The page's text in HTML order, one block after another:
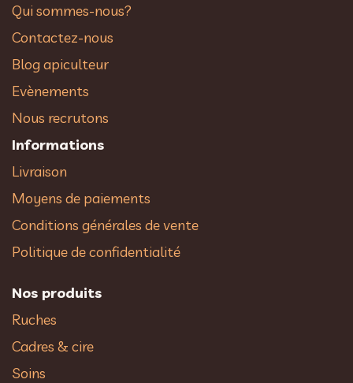
Qui sommes-nous?
Contactez-nous
Blog apiculteur
Evènements
Nous recrutons
Informations
Livraison
Moyens de paiements
Conditions générales de vente
Politique de confidentialité
Nos produits
Ruches
Cadres & cire
Soins